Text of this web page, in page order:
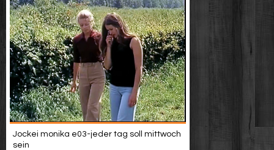
Jockei monika e03-jeder tag soll mittwoch
sein